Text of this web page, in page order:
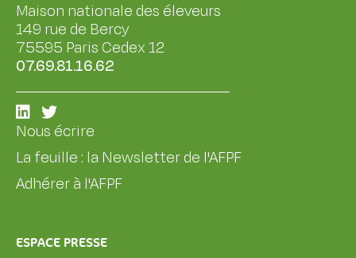
Maison nationale des éleveurs
149 rue de Bercy
75595 Paris Cedex 12
07.69.81.16.62
Nous écrire
La feuille : la Newsletter de l'AFPF
Adhérer à l'AFPF
ESPACE PRESSE